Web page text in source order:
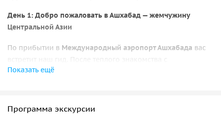
День 1: Добро пожаловать в Ашхабад — жемчужину
Центральной Азии
По прибытии в Международный аэропорт Ашхабада вас
встретит наш гид. После теплого знакомства с
Туркменистаном вас ждет завтрак и увлекательная
посещениеНационального музея Туркменистана
Показать ещё
Программа экскурсии